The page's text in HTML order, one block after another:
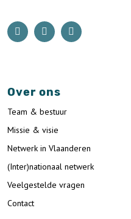
Over ons
Team & bestuur
Missie & visie
Netwerk in Vlaanderen
(Inter)nationaal netwerk
Veelgestelde vragen
Contact